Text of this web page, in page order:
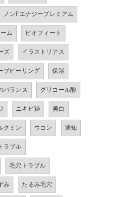
ノンFエナジープレミアム
ム ビオフィート
ズ イラストリアス
ブピーリング 保湿
バランス グリコール酸
ニキビ跡 美白
クミン ウコン 通知
ラブル
毛穴トラブル
み たるみ毛穴